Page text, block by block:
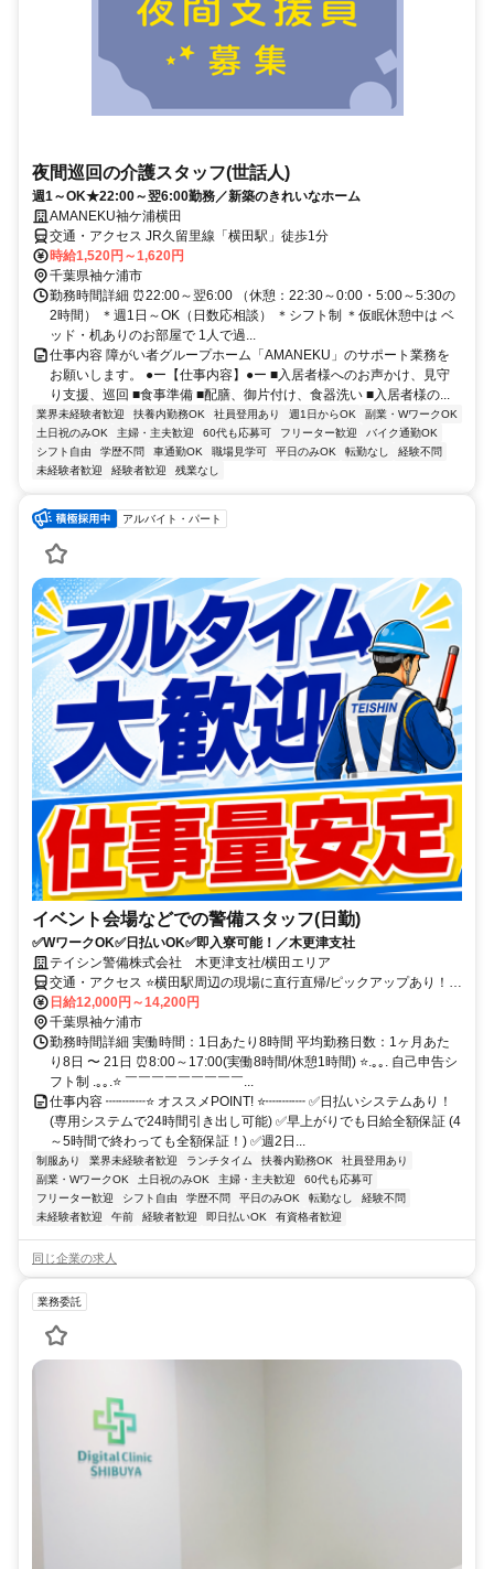
夜間巡回の介護スタッフ(世話人)
週1～OK★22:00～翌6:00勤務／新築のきれいなホーム
AMANEKU袖ケ浦横田
交通・アクセス JR久留里線「横田駅」徒歩1分
時給1,520円～1,620円
千葉県袖ケ浦市
勤務時間詳細 ⏰22:00～翌6:00 （休憩：22:30～0:00・5:00～5:30の
2時間） ＊週1日～OK（日数応相談） ＊シフト制 ＊仮眠休憩中は ベ
ッド・机ありのお部屋で 1人で過...
仕事内容 障がい者グループホーム「AMANEKU」のサポート業務を
お願いします。 ●ー【仕事内容】●ー ■入居者様へのお声かけ、見守
り支援、巡回 ■食事準備 ■配膳、御片付け、食器洗い ■入居者様の...
業界未経験者歓迎 扶養内勤務OK 社員登用あり 週1日からOK
副業・WワークOK
土日祝のみOK
主婦・主夫歓迎 60代も応募可 フリーター歓迎
バイク通勤OK
シフト自由
学歴不問 車通勤OK 職場見学可 平日のみOK 転勤なし
経験不問
未経験者歓迎
経験者歓迎 残業なし
アルバイト・パート
イベント会場などでの警備スタッフ(日勤)
✅WワークOK✅日払いOK✅即入寮可能！／木更津支社
テイシン警備株式会社 木更津支社/横田エリア
交通・アクセス ⭐横田駅周辺の現場に直行直帰/ピックアップあり！移
動の心配は不要です♪
日給12,000円～14,200円
千葉県袖ケ浦市
勤務時間詳細 実働時間：1日あたり8時間 平均勤務日数：1ヶ月あた
り8日 〜 21日 ⏰8:00～17:00(実働8時間/休憩1時間) ⭐.｡｡. 自己申告シ
フト制 .｡｡.⭐ ￣￣￣￣￣￣￣￣￣...
仕事内容 ┉┉┉⭐ オススメPOINT! ⭐┉┉┉ ✅日払いシステムあり！
(専用システムで24時間引き出し可能) ✅早上がりでも日給全額保証 (4
～5時間で終わっても全額保証！) ✅週2日...
制服あり 業界未経験者歓迎 ランチタイム 扶養内勤務OK
社員登用あり
副業・WワークOK
土日祝のみOK 主婦・主夫歓迎
60代も応募可
フリーター歓迎
シフト自由 学歴不問 平日のみOK 転勤なし
経験不問
未経験者歓迎
午前 経験者歓迎 即日払いOK 有資格者歓迎
同じ企業の求人
業務委託